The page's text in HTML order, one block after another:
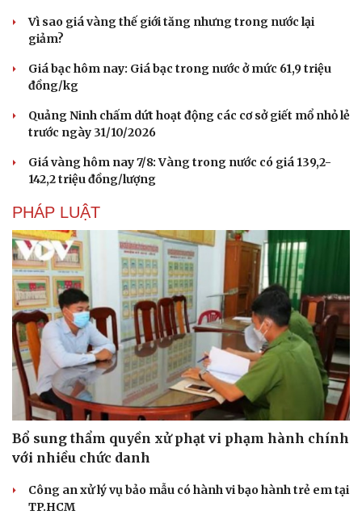
Văn hóa
Văn học
Âm nhạc
Di sản
Thời trang
Vì sao giá vàng thế giới tăng nhưng trong nước lại
giảm?
Giá bạc hôm nay: Giá bạc trong nước ở mức 61,9 triệu
đồng/kg
Quảng Ninh chấm dứt hoạt động các cơ sở giết mổ nhỏ lẻ
trước ngày 31/10/2026
Giá vàng hôm nay 7/8: Vàng trong nước có giá 139,2-
142,2 triệu đồng/lượng
PHÁP LUẬT
Bổ sung thẩm quyền xử phạt vi phạm hành chính
với nhiều chức danh
Công an xử lý vụ bảo mẫu có hành vi bạo hành trẻ em tại
TP.HCM